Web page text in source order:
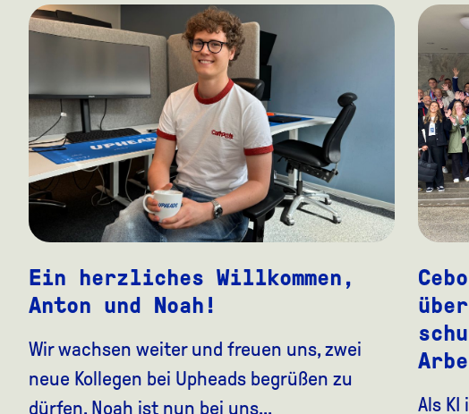
Ein herzliches Willkommen,
Anton und Noah!
Wir wachsen weiter und freuen uns, zwei
neue Kollegen bei Upheads begrüßen zu
dürfen. Noah ist nun bei uns...
Als